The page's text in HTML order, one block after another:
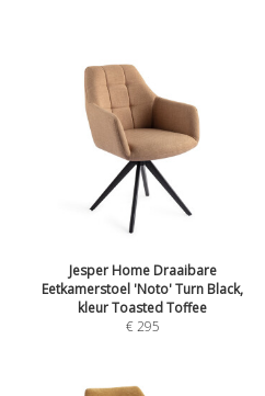
Jesper Home Draaibare
Eetkamerstoel 'Noto' Turn Black,
kleur Toasted Toffee
€295